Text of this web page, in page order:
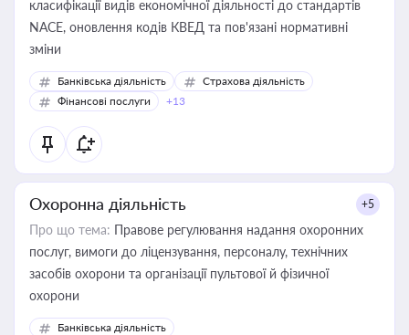
класифікації видів економічної діяльності до стандартів
NACE, оновлення кодів КВЕД та пов'язані нормативні
зміни
Банківська діяльність
Страхова діяльність
Фінансові послуги
+13
Охоронна діяльність +5
Про що тема: Правове регулювання надання охоронних
послуг, вимоги до ліцензування, персоналу, технічних
засобів охорони та організації пультової й фізичної
охорони
Банківська діяльність